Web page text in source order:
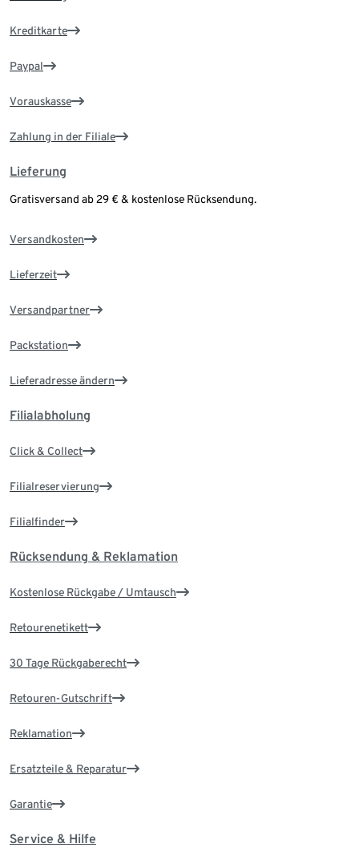
Kreditkarte
Paypal
Vorauskasse
Zahlung in der Filiale
Lieferung
Gratisversand ab 29 € & kostenlose Rücksendung.
Versandkosten
Lieferzeit
Versandpartner
Packstation
Lieferadresse ändern
Filialabholung
Click & Collect
Filialreservierung
Filialfinder
Rücksendung & Reklamation
Kostenlose Rückgabe / Umtausch
Retourenetikett
30 Tage Rückgaberecht
Retouren-Gutschrift
Reklamation
Ersatzteile & Reparatur
Garantie
Service & Hilfe